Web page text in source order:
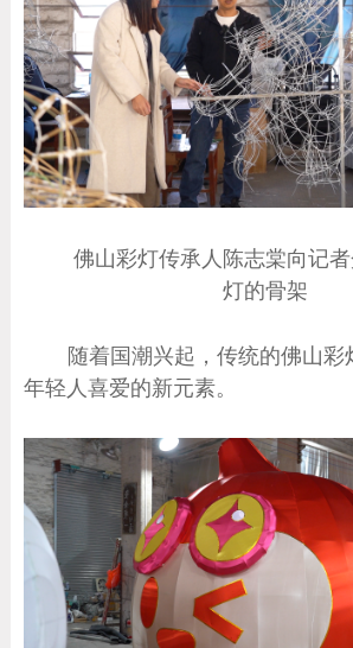
佛山彩灯传承人陈志棠向记
灯的骨架
随着国潮兴起，传统的佛山彩
年轻人喜爱的新元素。